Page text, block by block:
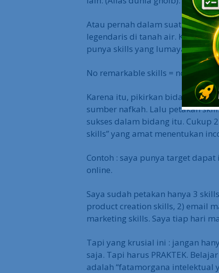
Atau pernah dalam suatu masa
legendaris di tanah air. Kenapa
punya skills yang lumayan masif
No remarkable skills = no
Karena itu, pikirkan bidang apa
sumber nafkah. Lalu petakan
sukses dalam bidang itu. Cukup
skills” yang amat menentukan
Contoh : saya punya target
online.
Saya sudah petakan hanya 3
product creation skills, 2) email
marketing skills. Saya tiap hari
Tapi yang krusial ini : jangan
saja. Tapi harus PRAKTEK.
adalah “fatamorgana intelektual